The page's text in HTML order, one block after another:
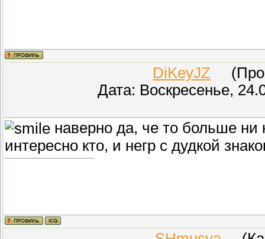
DiKeyJZ
Дата: Воскресенье,
наверно да, че то больше ни
интересно кто, и негр с дудкой